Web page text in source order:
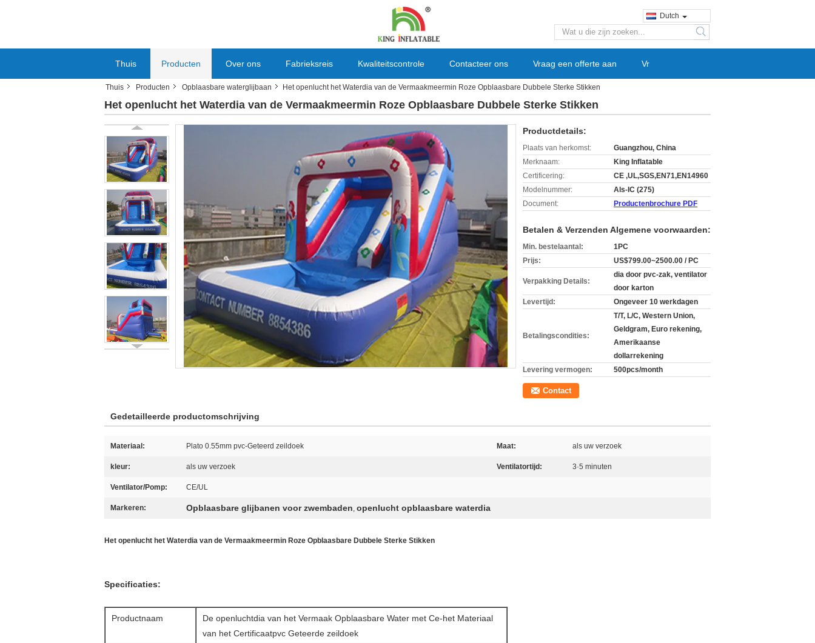
Dutch
search
Thuis Producten Over ons Fabrieksreis Kwaliteitscontrole Contacteer ons Vraag een offerte aan Vr
Thuis Producten Opblaasbare waterglijbaan Het openlucht het Waterdia van de Vermaakmeermin Roze Opblaasbare Dubbele Sterke Stikken
Het openlucht het Waterdia van de Vermaakmeermin Roze Opblaasbare Dubbele Sterke Stikken
Productdetails:
Plaats van herkomst:
Guangzhou, China
Merknaam:
King Inflatable
Certificering:
CE ,UL,SGS,EN71,EN14960
Modelnummer:
Als-IC (275)
Document:
Productenbrochure PDF
Betalen & Verzenden Algemene voorwaarden:
Min. bestelaantal:
1PC
Prijs:
US$799.00~2500.00 / PC
Verpakking Details:
dia door pvc-zak, ventilator
door karton
Levertijd:
Ongeveer 10 werkdagen
Betalingscondities:
T/T, L/C, Western Union,
Geldgram, Euro rekening,
Amerikaanse
dollarrekening
Levering vermogen:
500pcs/month
Contact
Gedetailleerde productomschrijving
Materiaal: Plato 0.55mm pvc-Geteerd zeildoek Maat: als uw verzoek
kleur: als uw verzoek Ventilatortijd: 3·5 minuten
Ventilator/Pomp: CE/UL
Markeren: Opblaasbare glijbanen voor zwembaden, openlucht opblaasbare waterdia
Het openlucht het Waterdia van de Vermaakmeermin Roze Opblaasbare Dubbele Sterke Stikken
Specificaties:
Productnaam
De openluchtdia van het Vermaak Opblaasbare Water met Ce-het Materiaal
van het Certificaatpvc Geteerde zeildoek